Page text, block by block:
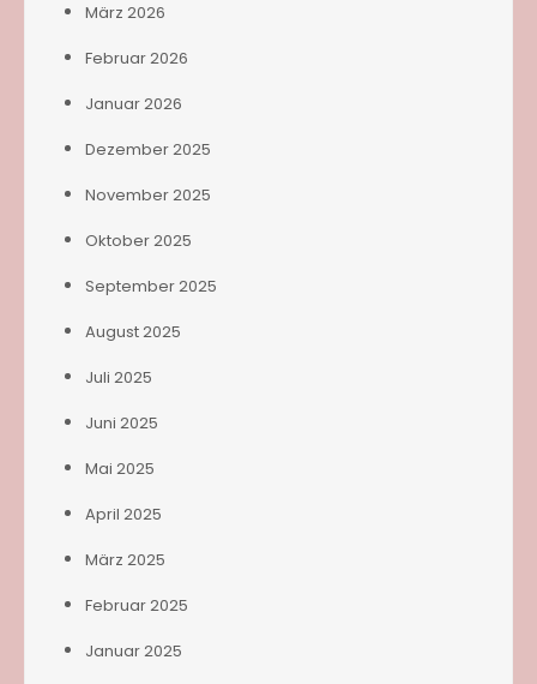
März 2026
Februar 2026
Januar 2026
Dezember 2025
November 2025
Oktober 2025
September 2025
August 2025
Juli 2025
Juni 2025
Mai 2025
April 2025
März 2025
Februar 2025
Januar 2025